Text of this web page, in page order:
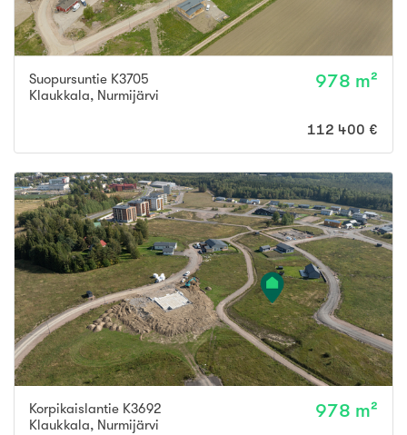
Suopursuntie K3705
Klaukkala, Nurmijärvi
978 m²
112 400 €
Korpikaislantie K3692
Klaukkala, Nurmijärvi
978 m²